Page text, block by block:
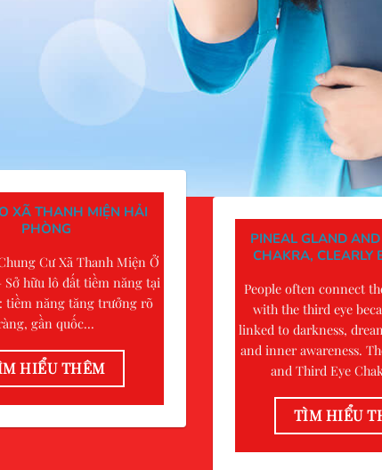
XÃ THANH MIỆN HẢI
PHÒNG
Cư Xã Thanh Miện Ở
Sở hữu lô đất tiềm năng tại
tiềm năng tăng trưởng rõ
gần quốc...
HIỂU THÊM
PINEAL GLAND
CHAKRA, CLEARLY
People often connect
with the third eye
linked to darkness,
and inner awareness.
and Third Eye
TÌM HIỂU